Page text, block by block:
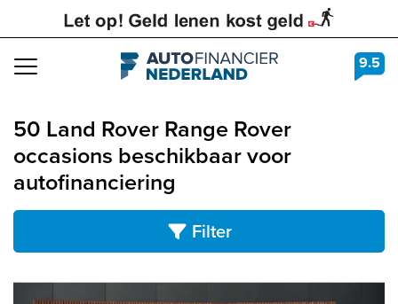
Navigation 9.5
50 Land Rover Range Rover
occasions beschikbaar voor
autofinanciering
Filter